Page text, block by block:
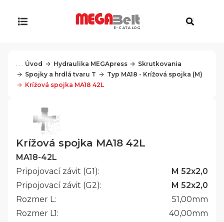
E-CATALOG
. . . Úvod Hydraulika MEGApress
Skrutkovania
Spojky a hrdlá tvaru T
Typ MA18 - Krížová spojka (M)
Krížová spojka MA18 42L
Krížová spojka MA18 42L
MA18-42L
Pripojovací závit (G1):
M 52x2,0
Pripojovací závit (G2):
M 52x2,0
Rozmer L:
51,00mm
Rozmer L1:
40,00mm